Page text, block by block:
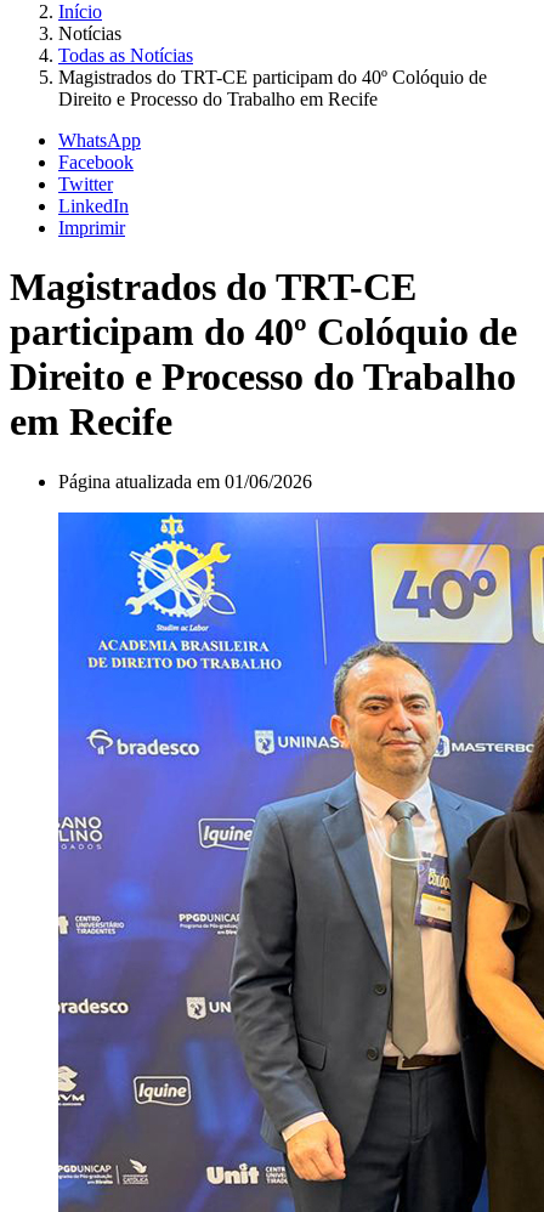
Início
Notícias
Todas as Notícias
Magistrados do TRT-CE participam do 40º Colóquio de
Direito e Processo do Trabalho em Recife
WhatsApp
Facebook
Twitter
LinkedIn
Imprimir
Magistrados do TRT-CE
participam do 40º Colóquio de
Direito e Processo do Trabalho
em Recife
Página atualizada em 01/06/2026